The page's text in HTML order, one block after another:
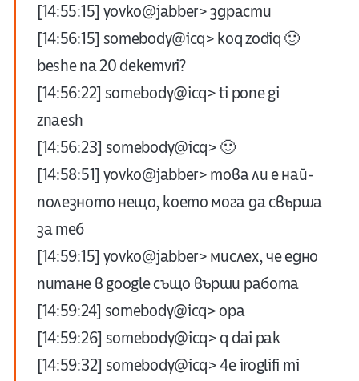
[14:55:15] yovko@jabber> здрасти
[14:56:15] somebody@icq> koq zodiq 🙂
beshe na 20 dekemvri?
[14:56:22] somebody@icq> ti pone gi
znaesh
[14:56:23] somebody@icq> 🙂
[14:58:51] yovko@jabber> това ли е най-
полезното нещо, което мога да свърша
за теб
[14:59:15] yovko@jabber> мислех, че едно
питане в google също върши работа
[14:59:24] somebody@icq> opa
[14:59:26] somebody@icq> q dai pak
[14:59:32] somebody@icq> 4e iroglifi mi